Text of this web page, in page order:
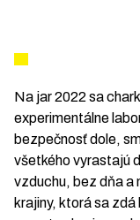
Na jar 2022 sa
experimentálne
bezpečnosť dole,
všetkého vyrastajú
vzduchu, bez dňa a
krajiny, ktorá sa